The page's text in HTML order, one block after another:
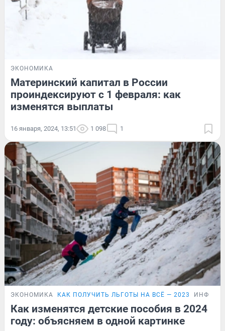
ЭКОНОМИКА
Материнский капитал в России
проиндексируют с 1 февраля: как
изменятся выплаты
16 января, 2024, 13:51 1 098 1
ЭКОНОМИКА КАК ПОЛУЧИТЬ ЛЬГОТЫ НА ВСЁ — 2023
Как изменятся детские пособия в 2024
году: объясняем в одной картинке